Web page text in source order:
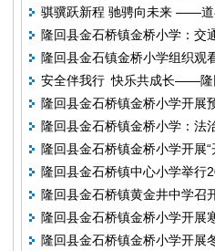
骐骥跃新程 驰骋向未来 ——道
塘镇中心小学举行2026年春季
隆回县金石桥镇金桥小学：交
记心间 平安护航伴成长
隆回县金石镇金桥小学组织观
年春季全国中小学消防安全公
安全伴我行 快乐共成长——隆
金石桥镇金桥小学开展 2026
第一课”安全教育主题活动
隆回县金石桥镇金桥小学开展
侵害主题活动
隆回县金石桥镇金桥小学：法
进校园 携手共护助成长
隆回县金石桥镇金桥小学开展“
第一课”安全教育主题活动
隆回县金石桥镇中心小学举行
春季开学典礼暨安全教育会
隆回县金石桥镇黄金井中学召
安全教育大会
隆回县金石桥镇金桥小学开展
全教育主题班会活动
隆回县金石桥镇金桥小学开展